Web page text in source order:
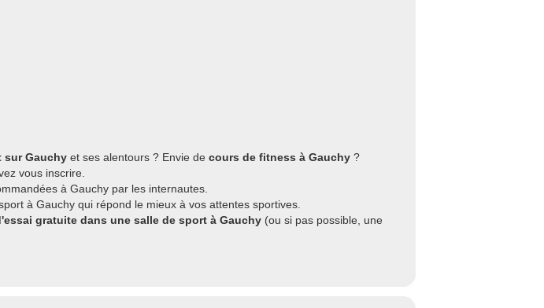
sur Gauchy et ses alentours ? Envie de cours de fitness à Gauchy ?
vous inscrire.
à Gauchy par les internautes.
à Gauchy qui répond le mieux à vos attentes sportives.
gratuite dans une salle de sport à Gauchy (ou si pas possible, une